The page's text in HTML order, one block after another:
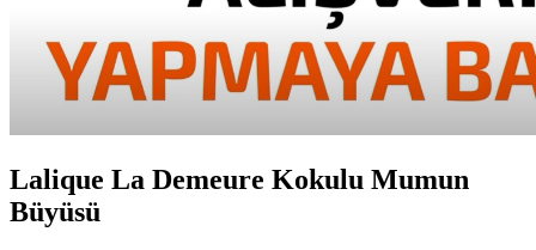
Lalique La Demeure Kokulu Mumun
Büyüsü